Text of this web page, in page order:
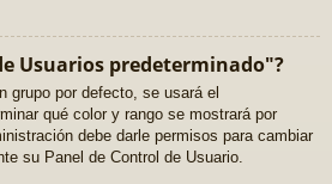
Usuarios predeterminado"?
grupo por defecto, se usará el
qué color y rango se mostrará por
debe darle permisos para cambiar
su Panel de Control de Usuario.